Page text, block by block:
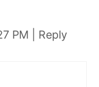
PM
Reply